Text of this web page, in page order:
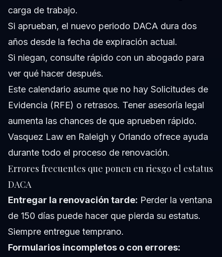
carga de trabajo.
Si aprueban, el nuevo periodo DACA dura dos
años desde la fecha de expiración actual.
Si niegan, consulte rápido con un abogado para
ver qué hacer después.
Este calendario asume que no hay Solicitudes de
Evidencia (RFE) o retrasos. Tener asesoría legal
aumenta las chances de que aprueben rápido.
Vasquez Law en Raleigh y Orlando ofrece ayuda
durante todo el proceso de renovación.
Errores frecuentes que ponen en riesgo el estatus
DACA
Entregar la renovación tarde: Perder la ventana
de 150 días puede hacer que pierda su estatus.
Siempre entregue temprano.
Formularios incompletos o con errores: